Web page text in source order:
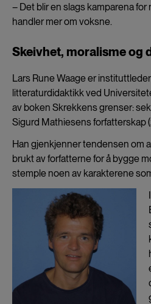
– Det blir en slags kamparena
handler mer om voksne.
Skeivhet, moralisme og
Lars Rune Waage er
litteraturdidaktikk ved
av boken Skrekkens grenser:
Sigurd Mathiesens forfatterskap
Han gjenkjenner tendensen om
brukt av forfatterne for å bygge
stemple noen av karakterene